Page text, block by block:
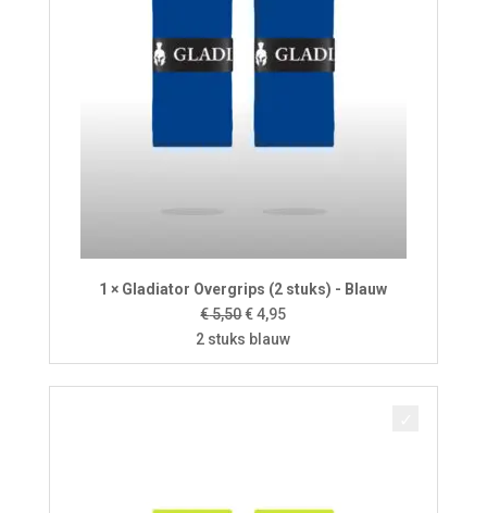
1 × Gladiator Overgrips (2 stuks) - Blauw
€5,50Oorspronkelijke
prijs
was:
€ 5,50.
€4,95Huidige
prijs
is:
€ 4,95.
2 stuks blauw